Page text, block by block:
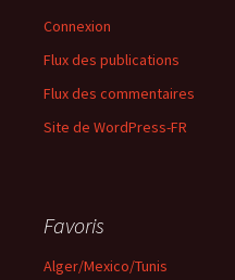
Connexion
Flux des publications
Flux des commentaires
Site de WordPress-FR
Favoris
Alger/Mexico/Tunis